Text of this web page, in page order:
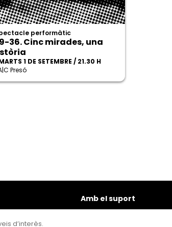
performàtic
36. Cinc mirades, una
1 DE SETEMBRE / 21.30 H
Presó
Amb el suport
d’interès.